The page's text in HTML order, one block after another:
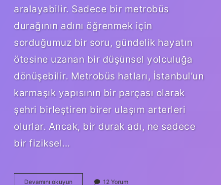
aralayabilir. Sadece bir metrobüs
durağının adını öğrenmek için
sorduğumuz bir soru, gündelik hayatın
ötesine uzanan bir düşünsel yolculuğa
dönüşebilir. Metrobüs hatları, İstanbul’un
karmaşık yapısının bir parçası olarak
şehri birleştiren birer ulaşım arterleri
olurlar. Ancak, bir durak adı, ne sadece
bir fiziksel…
Devamını okuyun Gaziosmanpaşa12 Yorum